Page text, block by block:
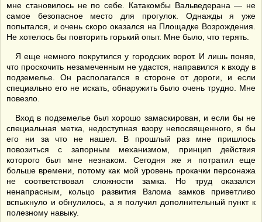
мне становилось не по себе. Катакомбы Вальведерана — не
самое безопасное место для прогулок. Однажды я уже
попытался, и очень скоро оказался на Площадке Возрождения.
Не хотелось бы повторить горький опыт. Мне было, что терять.
Я еще немного покрутился у городских ворот. И лишь поняв,
что проскочить незамеченным не удастся, направился к входу в
подземелье. Он располагался в стороне от дороги, и если
специально его не искать, обнаружить было очень трудно. Мне
повезло.
Вход в подземелье был хорошо замаскирован, и если бы не
специальная метка, недоступная взору непосвященного, я бы
его ни за что не нашел. В прошлый раз мне пришлось
повозиться с запорным механизмом, принцип действия
которого был мне незнаком. Сегодня же я потратил еще
больше времени, потому как мой уровень прокачки персонажа
не соответствовал сложности замка. Но труд оказался
ненапрасным, кольцо развития Взлома замков приветливо
вспыхнуло и обнулилось, а я получил дополнительный пункт к
полезному навыку.